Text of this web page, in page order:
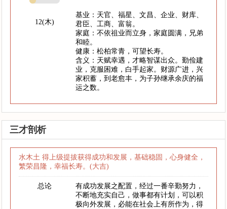
12(木)
基业：天官、福星、文昌、企业、财库、
君臣、工商、富翁。
家庭：不依祖业而立身，家庭圆满，兄弟
和睦。
健康：松柏常青，可望长寿。
含义：天赋幸遇，才略智谋出众。勤俭建
业，克服困难，白手起家。财源广进，兴
家积蓄，到老愈丰，为子孙继承余庆的福
运之数。
三才剖析
水木土 得上级提拔获得成功和发展，基础稳固，心身健全，
繁荣昌隆，幸福长寿。(大吉)
总论
有成功发展之配置，经过一番辛勤努力，
不断地充实自己，做事都有计划，可以积
极向外发展，必能在社会上有所作为，得